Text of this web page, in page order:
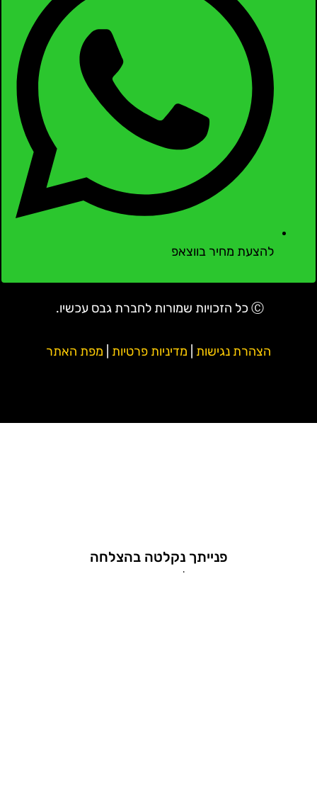
להצעת מחיר בווצאפ
Ⓒ כל הזכויות שמורות לחברת גבס עכשיו.
הצהרת נגישות| מדיניות פרטיות| מפת האתר
פנייתך נקלטה בהצלחה
נחזור אליך בהקדם האפשרי.